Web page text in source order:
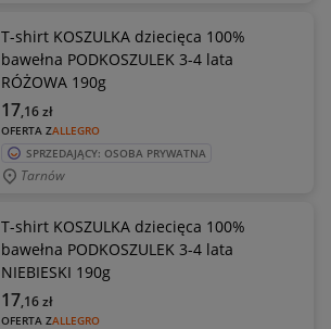
T-shirt KOSZULKA dziecięca 100%
bawełna PODKOSZULEK 3-4 lata
RÓŻOWA 190g
OFERTA ZALLEGRO
17,16zł
SPRZEDAJĄCY: OSOBA PRYWATNA
Tarnów
T-shirt KOSZULKA dziecięca 100%
bawełna PODKOSZULEK 3-4 lata
NIEBIESKI 190g
OFERTA ZALLEGRO
17,16zł